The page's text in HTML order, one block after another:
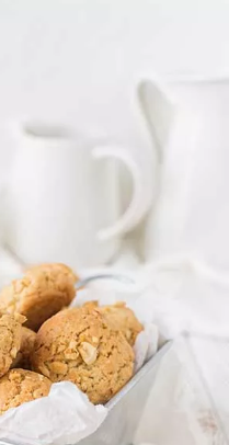
Posiłki
Zdrowo i fit
Kuchnie świata
SKLEP